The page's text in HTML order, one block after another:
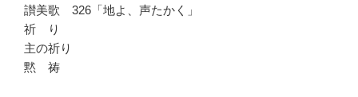
讃美歌 326「地よ、声たかく」
祈 り
主の祈り
黙 祷